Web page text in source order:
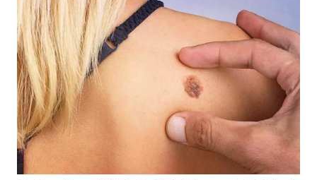
WN
TEBING
TINGGI
WN
PAKPAK
WN
KARAWANG